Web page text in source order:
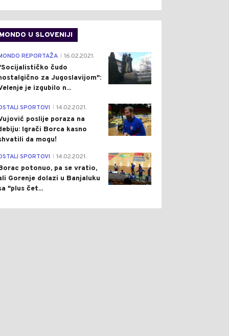
MONDO U SLOVENIJI
4
REPORTAŽA 16.02.2021.
čudo
za Jugoslavijom":
je izgubilo n...
1
SPORTOVI 14.02.2021.
poslije poraza na
Igrači Borca kasno
da mogu!
3
SPORTOVI 14.02.2021.
potonuo, pa se vratio,
Gorenje dolazi u Banjaluku
"plus čet...